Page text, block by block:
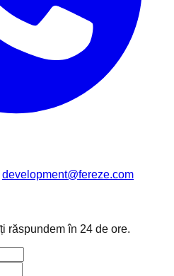
development@fereze.com
răspundem în 24 de ore.